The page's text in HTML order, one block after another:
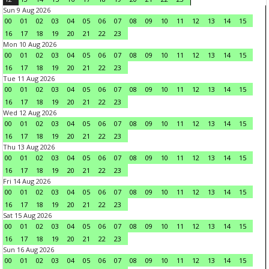
Sun 9 Aug 2026
00
01 02 03 04 05 06 07 08 09 10 11 12 13 14
15
16
17 18 19 20 21 22
23
Mon 10 Aug 2026
00
01 02 03 04 05 06 07 08 09 10 11 12 13 14
15
16
17 18 19 20 21 22
23
Tue 11 Aug 2026
00
01 02 03 04 05 06 07 08 09 10 11 12 13 14
15
16
17 18 19 20 21 22
23
Wed 12 Aug 2026
00
01 02 03 04 05 06 07 08 09 10 11 12 13 14
15
16
17 18 19 20 21 22
23
Thu 13 Aug 2026
00
01 02 03 04 05 06 07 08 09 10 11 12 13 14
15
16
17 18 19 20 21 22
23
Fri 14 Aug 2026
00
01 02 03 04 05 06 07 08 09 10 11 12 13 14
15
16
17 18 19 20 21 22
23
Sat 15 Aug 2026
00
01 02 03 04 05 06 07 08 09 10 11 12 13 14
15
16
17 18 19 20 21 22
23
Sun 16 Aug 2026
00
01 02 03 04 05 06 07 08 09 10 11 12 13 14
15